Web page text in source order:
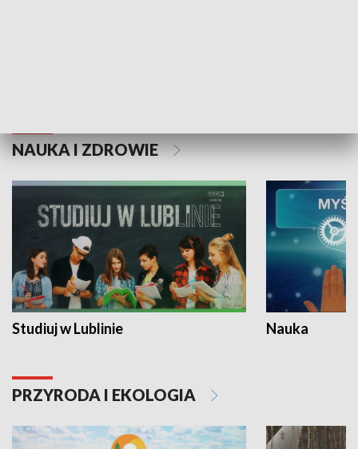
NAUKA I ZDROWIE
Studiuj w Lublinie Nauka
PRZYRODA I EKOLOGIA